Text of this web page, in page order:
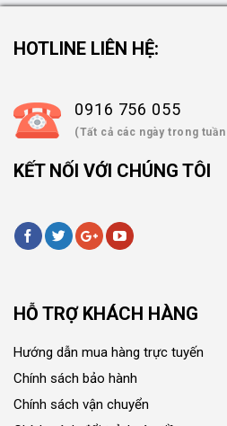
HOTLINE LIÊN HỆ:
0916 756 055
(Tất cả các ngày trong tuần
KẾT NỐI VỚI CHÚNG TÔI
HỖ TRỢ KHÁCH HÀNG
Hướng dẫn mua hàng trực tuyến
Chính sách bảo hành
Chính sách vận chuyển